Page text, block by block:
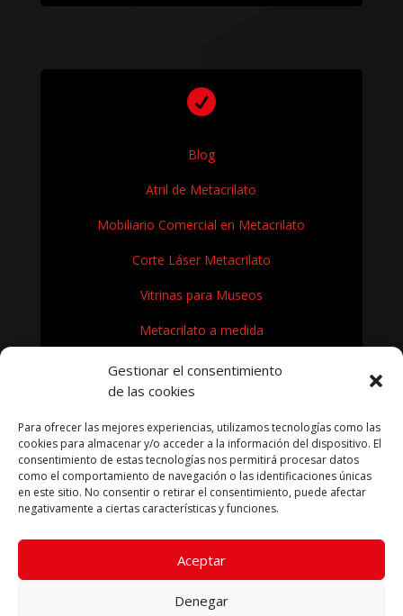
Gestionar el consentimiento
de las cookies
Para ofrecer las mejores experiencias, utilizamos tecnologías como las
cookies para almacenar y/o acceder a la información del dispositivo. El
consentimiento de estas tecnologías nos permitirá procesar datos
como el comportamiento de navegación o las identificaciones únicas
en este sitio. No consentir o retirar el consentimiento, puede afectar
negativamente a ciertas características y funciones.
Aceptar
Denegar

Blog
Atril de Metacrilato
Mobiliario Comercial en Metacrilato
Corte Láser Metacrilato
Vitrinas para Museos
Metacrilato a medida
Rótulos en Metacrilato
Expositores de metacrilato para museos
¿Cómo se fabrica el metacrilato?
KRYFIL METACRILATO SL 2026
Política de privacidad